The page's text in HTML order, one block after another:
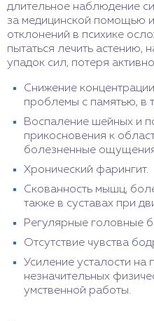
длительное наблюдение
за медицинской помощью
отклонений в психике
пытаться лечить астению,
упадок сил, потеря
Снижение
проблемы с памятью, в
Воспаление шейных и
прикосновения к
болезненные
Хронический фарингит.
Скованность мышц,
также в суставах при
Регулярные головные
Отсутствие чувства
Усиление усталости на
незначительных
умственной работы.